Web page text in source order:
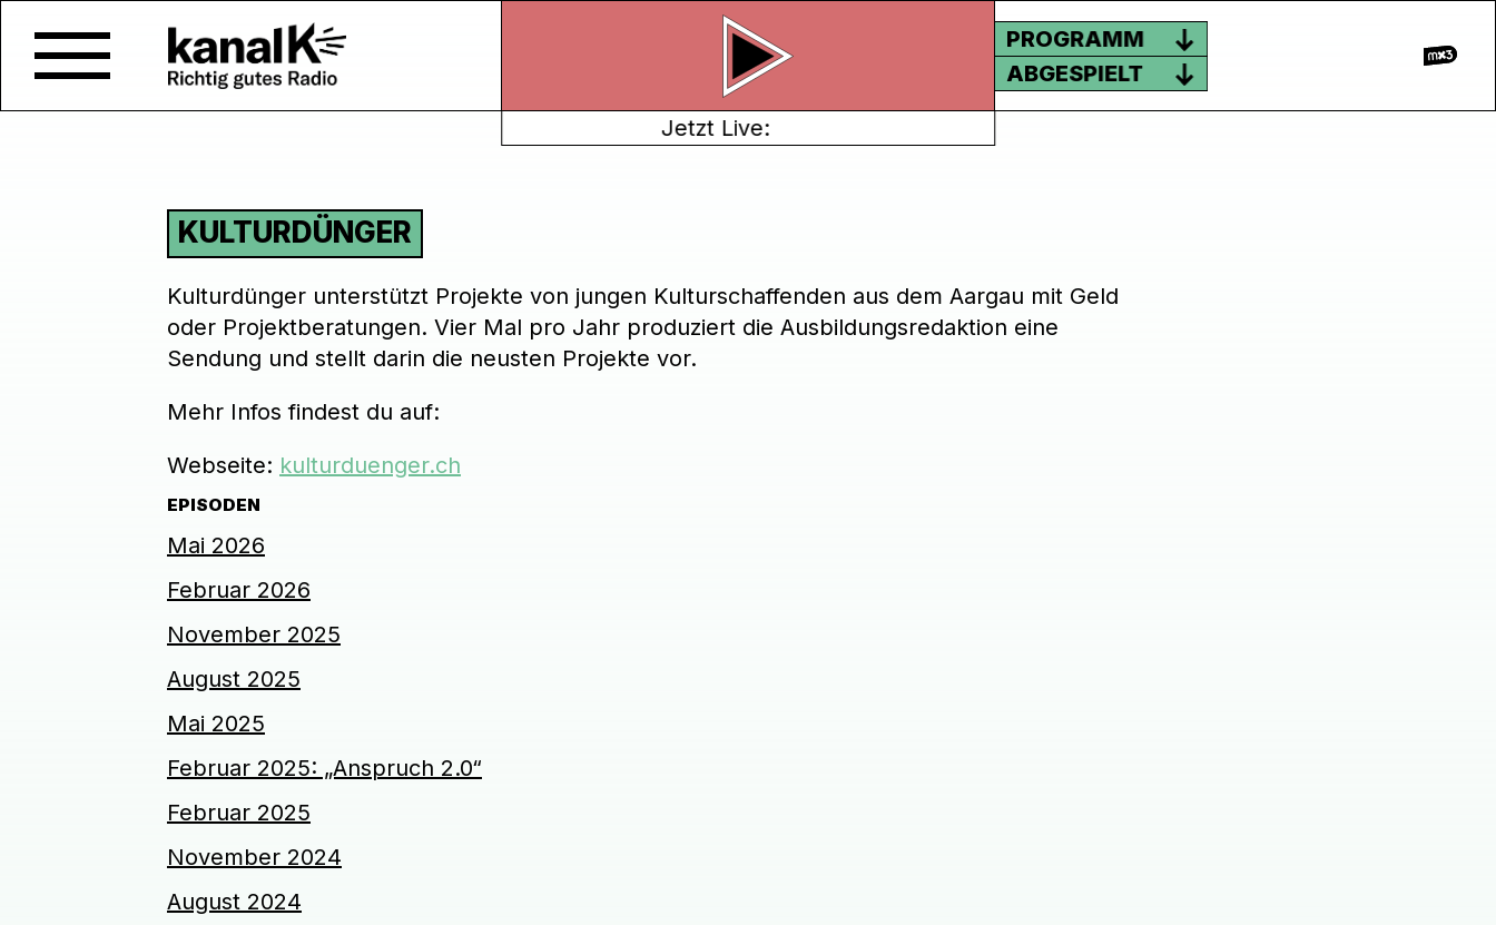
Jetzt Live:
PROGRAMM
ABGESPIELT
KULTURDÜNGER
Kulturdünger unterstützt Projekte von jungen Kulturschaffenden aus dem Aargau mit Geld
oder Projektberatungen. Vier Mal pro Jahr produziert die Ausbildungsredaktion eine
Sendung und stellt darin die neusten Projekte vor.
Mehr Infos findest du auf:
Webseite: kulturduenger.ch
EPISODEN
Mai 2026
Februar 2026
November 2025
August 2025
Mai 2025
Februar 2025: „Anspruch 2.0“
Februar 2025
November 2024
August 2024